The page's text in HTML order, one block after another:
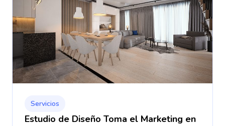
Servicios
Estudio de Diseño Toma el Marketing en